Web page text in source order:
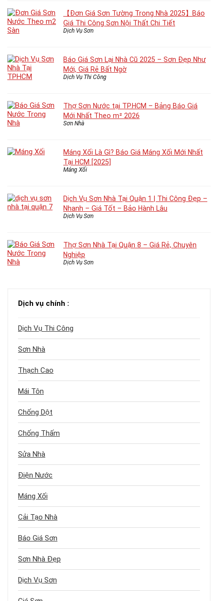
【Đơn Giá Sơn Tường Trong Nhà 2025】Báo
Giá Thi Công Sơn Nội Thất Chi Tiết
Dịch Vụ Sơn
Báo Giá Sơn Lại Nhà Cũ 2025 – Sơn Đẹp Như
Mới, Giá Rẻ Bất Ngờ
Dịch Vụ Thi Công
Thợ Sơn Nước tại TP.HCM – Bảng Báo Giá
Mới Nhất Theo m² 2026
Sơn Nhà
Máng Xối Là Gì? Báo Giá Máng Xối Mới Nhất
Tại HCM [2025]
Máng Xối
Dịch Vụ Sơn Nhà Tại Quận 1 | Thi Công Đẹp –
Nhanh – Giá Tốt – Bảo Hành Lâu
Dịch Vụ Sơn
Thợ Sơn Nhà Tại Quận 8 – Giá Rẻ, Chuyên
Nghiệp
Dịch Vụ Sơn
Dịch vụ chính :
Dịch Vụ Thi Công
Sơn Nhà
Thạch Cao
Mái Tôn
Chống Dột
Chống Thấm
Sửa Nhà
Điện Nước
Máng Xối
Cải Tạo Nhà
Báo Giá Sơn
Sơn Nhà Đẹp
Dịch Vụ Sơn